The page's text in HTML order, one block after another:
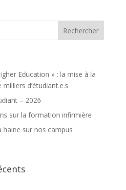
Education » : la mise à la
d’étudiant.e.s
– 2026
sur la formation infirmière
haine sur nos campus